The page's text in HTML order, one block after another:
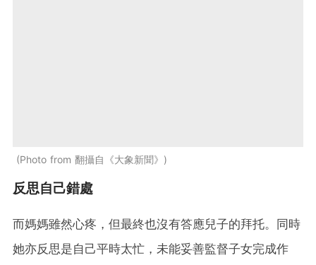
Photo from 翻攝自《大象新聞》
反思自己錯處
而媽媽雖然心疼，但最終也沒有答應兒子的拜托。同時
她亦反思是自己平時太忙，未能妥善監督子女完成作